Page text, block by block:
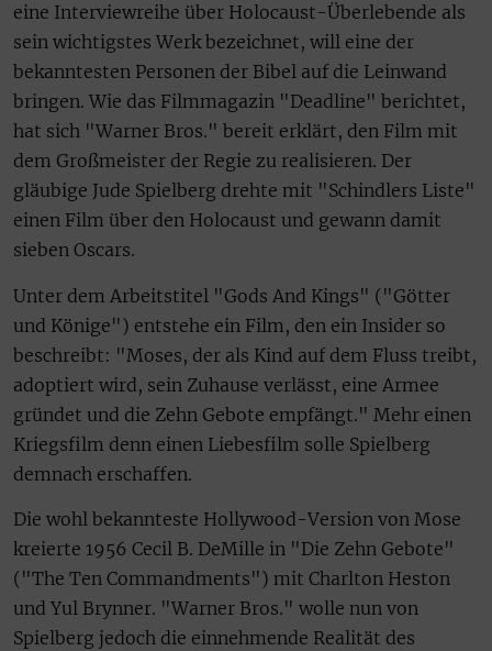
eine Interviewreihe über Holocaust-Überlebende als
sein wichtigstes Werk bezeichnet, will eine der
bekanntesten Personen der Bibel auf die Leinwand
bringen. Wie das Filmmagazin "Deadline" berichtet,
hat sich "Warner Bros." bereit erklärt, den Film mit
dem Großmeister der Regie zu realisieren. Der
gläubige Jude Spielberg drehte mit "Schindlers Liste"
einen Film über den Holocaust und gewann damit
sieben Oscars.
Unter dem Arbeitstitel "Gods And Kings" ("Götter
und Könige") entstehe ein Film, den ein Insider so
beschreibt: "Moses, der als Kind auf dem Fluss treibt,
adoptiert wird, sein Zuhause verlässt, eine Armee
gründet und die Zehn Gebote empfängt." Mehr einen
Kriegsfilm denn einen Liebesfilm solle Spielberg
demnach erschaffen.
Die wohl bekannteste Hollywood-Version von Mose
kreierte 1956 Cecil B. DeMille in "Die Zehn Gebote"
("The Ten Commandments") mit Charlton Heston
und Yul Brynner. "Warner Bros." wolle nun von
Spielberg jedoch die einnehmende Realität des